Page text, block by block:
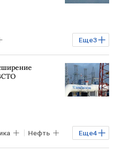
Еще3
Еще4
Нефть